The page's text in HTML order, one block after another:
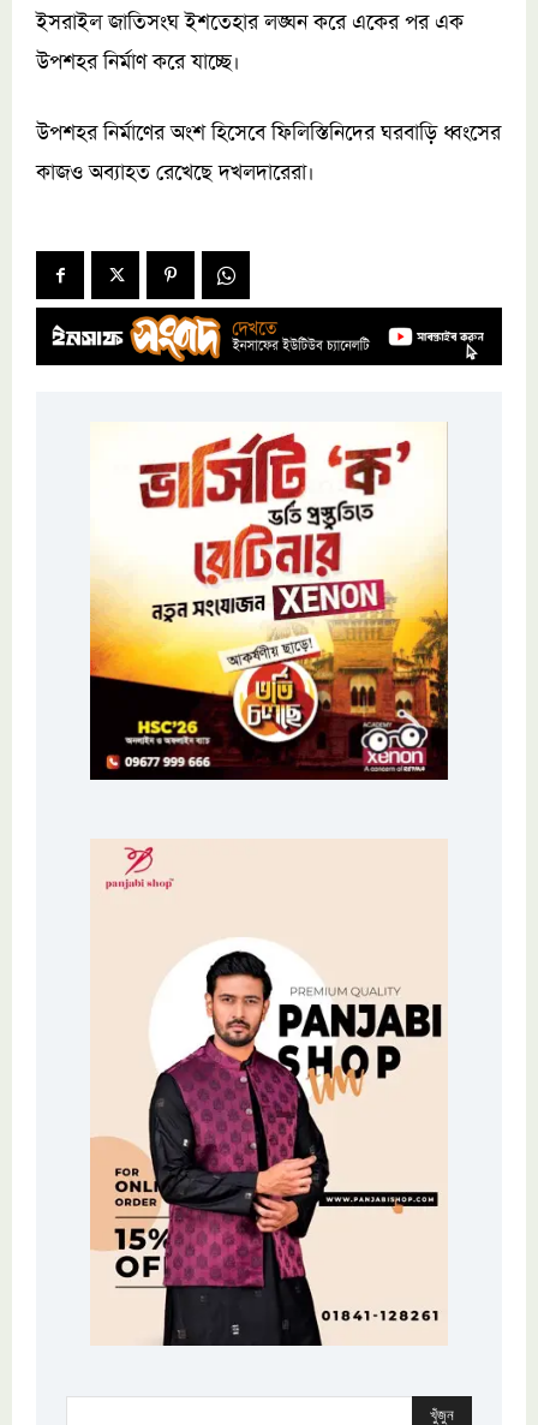
ইসরাইল জাতিসংঘ ইশতেহার লঙ্ঘন করে একের পর এক
উপশহর নির্মাণ করে যাচ্ছে।
উপশহর নির্মাণের অংশ হিসেবে ফিলিস্তিনিদের ঘরবাড়ি ধ্বংসের
কাজও অব্যাহত রেখেছে দখলদারেরা।
খুঁজুন